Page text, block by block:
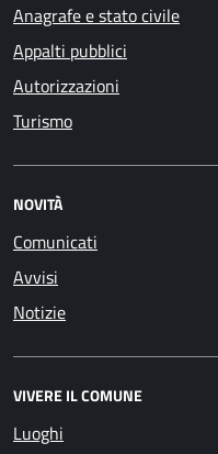
Anagrafe e stato civile
Appalti pubblici
Autorizzazioni
Turismo
NOVITÀ
Comunicati
Avvisi
Notizie
VIVERE IL COMUNE
Luoghi